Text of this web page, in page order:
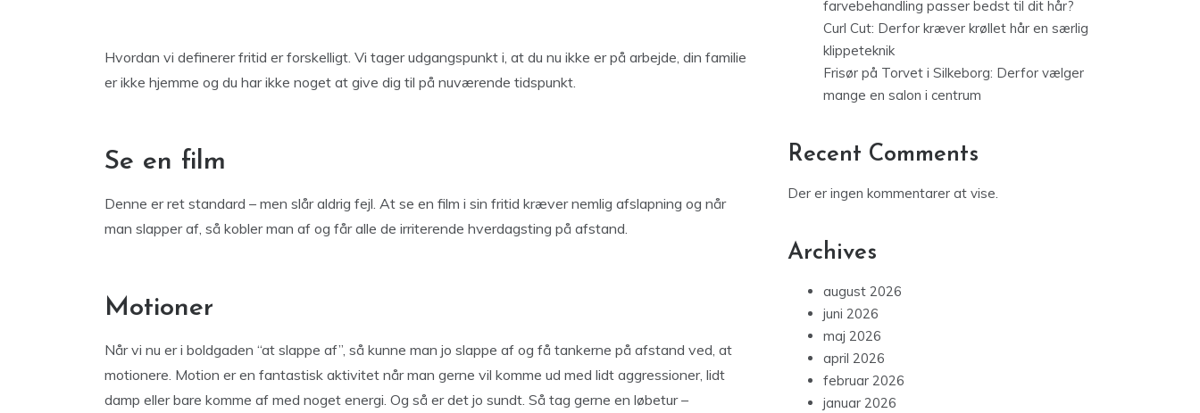
Hvordan vi definerer fritid er forskelligt. Vi tager udgangspunkt i, at du nu ikke er på arbejde, din familie
er ikke hjemme og du har ikke noget at give dig til på nuværende tidspunkt.
Se en film
Denne er ret standard – men slår aldrig fejl. At se en film i sin fritid kræver nemlig afslapning og når
man slapper af, så kobler man af og får alle de irriterende hverdagsting på afstand.
Motioner
Når vi nu er i boldgaden “at slappe af”, så kunne man jo slappe af og få tankerne på afstand ved, at
motionere. Motion er en fantastisk aktivitet når man gerne vil komme ud med lidt aggressioner, lidt
damp eller bare komme af med noget energi. Og så er det jo sundt. Så tag gerne en løbetur –
farvebehandling passer bedst til dit hår?
Curl Cut: Derfor kræver krøllet hår en særlig
klippeteknik
Frisør på Torvet i Silkeborg: Derfor vælger
mange en salon i centrum
Recent Comments
Der er ingen kommentarer at vise.
Archives
august 2026
juni 2026
maj 2026
april 2026
februar 2026
januar 2026